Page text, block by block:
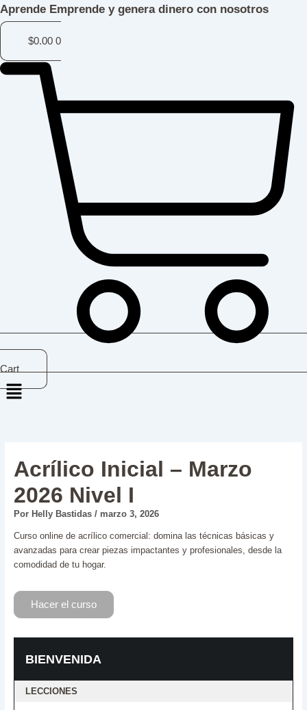
Ir
al
contenido
Aprende Emprende y genera dinero con nosotros
$0.00 0
Cart
Menú
Acrílico Inicial – Marzo
2026 Nivel I
Por Helly Bastidas / marzo 3, 2026
Curso online de acrílico comercial: domina las técnicas básicas y
avanzadas para crear piezas impactantes y profesionales, desde la
comodidad de tu hogar.
Hacer el curso
BIENVENIDA
LECCIONES